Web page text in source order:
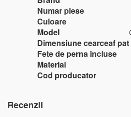
Numar piese
Culoare
Model
Dimensiune cearceaf pat
Fete de perna incluse
Material
Cod producator
Recenzii